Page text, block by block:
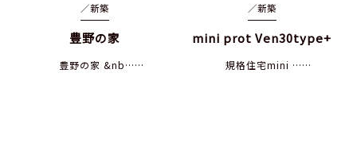
／新築
豊野の家
豊野の家 &nb……
／新築
mini prot Ven30type+
規格住宅mini ……